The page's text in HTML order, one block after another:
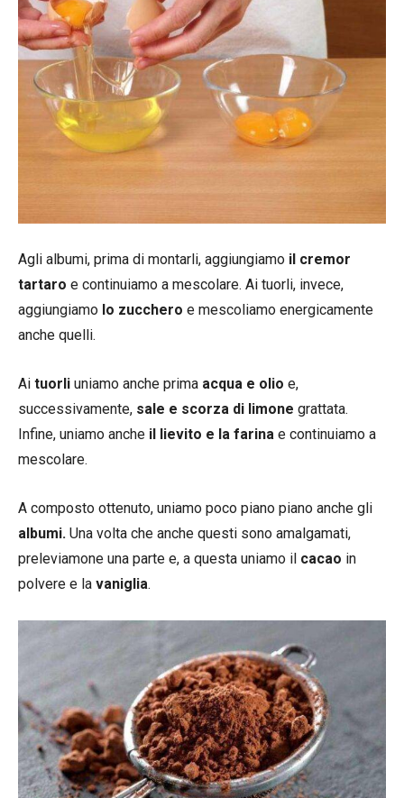
Agli albumi, prima di montarli, aggiungiamo il cremor
tartaro e continuiamo a mescolare. Ai tuorli, invece,
aggiungiamo lo zucchero e mescoliamo energicamente
anche quelli.
Ai tuorli uniamo anche prima acqua e olio e,
successivamente, sale e scorza di limone grattata.
Infine, uniamo anche il lievito e la farina e continuiamo a
mescolare.
A composto ottenuto, uniamo poco piano piano anche gli
albumi. Una volta che anche questi sono amalgamati,
preleviamone una parte e, a questa uniamo il cacao in
polvere e la vaniglia.